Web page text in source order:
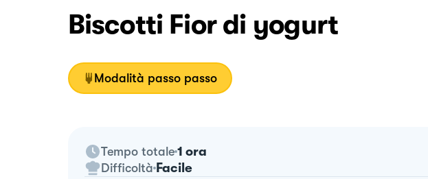
Biscotti Fior di yogurt
Modalità passo passo
Tempo totale 1 ora
Difficoltà Facile